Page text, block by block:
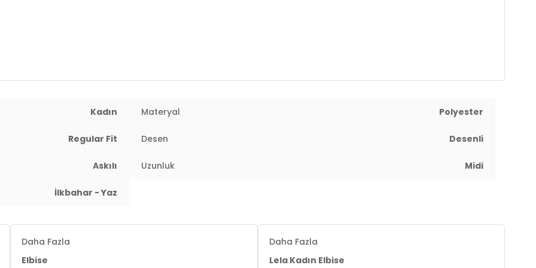
Kadın Materyal Polyester
Regular Fit Desen Desenli
Askılı Uzunluk Midi
İlkbahar - Yaz
Daha Fazla
Elbise
Daha Fazla
Lela Kadın Elbise